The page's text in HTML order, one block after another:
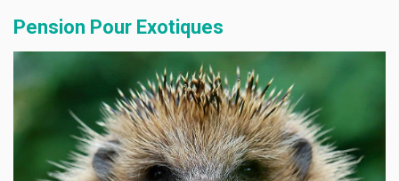
Pension Pour Exotiques